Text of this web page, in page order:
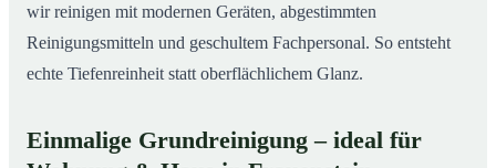
wir reinigen mit modernen Geräten, abgestimmten
Reinigungsmitteln und geschultem Fachpersonal. So entsteht
echte Tiefenreinheit statt oberflächlichem Glanz.
Einmalige Grundreinigung – ideal für